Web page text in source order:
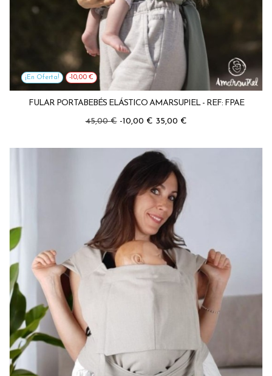
¡En Oferta! -10,00 €
FULAR PORTABEBÉS ELÁSTICO AMARSUPIEL - REF: FPAE
Precio
45,00 € -10,00 € Precio
35,00 €